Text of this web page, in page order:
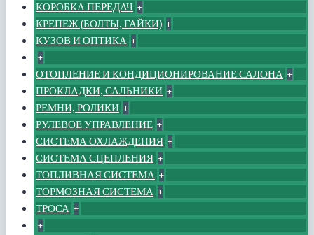
КОРОБКА ПЕРЕДАЧ +
КРЕПЕЖ (БОЛТЫ, ГАЙКИ) +
КУЗОВ И ОПТИКА +
+
ОТОПЛЕНИЕ И КОНДИЦИОНИРОВАНИЕ САЛОНА +
ПРОКЛАДКИ, САЛЬНИКИ +
РЕМНИ, РОЛИКИ +
РУЛЕВОЕ УПРАВЛЕНИЕ +
СИСТЕМА ОХЛАЖДЕНИЯ +
СИСТЕМА СЦЕПЛЕНИЯ +
ТОПЛИВНАЯ СИСТЕМА +
ТОРМОЗНАЯ СИСТЕМА +
ТРОСА +
+